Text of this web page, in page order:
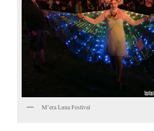
M’era Luna Festival